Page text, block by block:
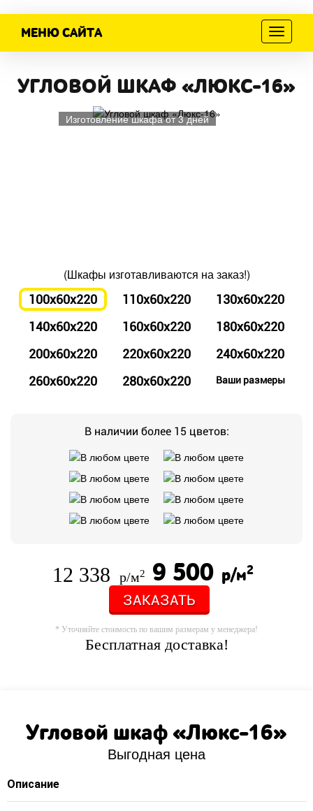
Меню
МЕНЮ САЙТА
УГЛОВОЙ ШКАФ «ЛЮКС-16»
Изготовление шкафа от 3 дней
(Шкафы изготавливаются на заказ!)
100x60x220 110x60x220
130x60x220
140x60x220
160x60x220
180x60x220
200x60x220
220x60x220
240x60x220
260x60x220
280x60x220 Ваши размеры
В наличии более 15 цветов:
12 338 р/м2 9 500 р/м2
ЗАКАЗАТЬ
* Уточняйте стоимость по вашим размерам у менеджера!
Бесплатная доставка!
Угловой шкаф «Люкс-16»
Выгодная цена
Описание